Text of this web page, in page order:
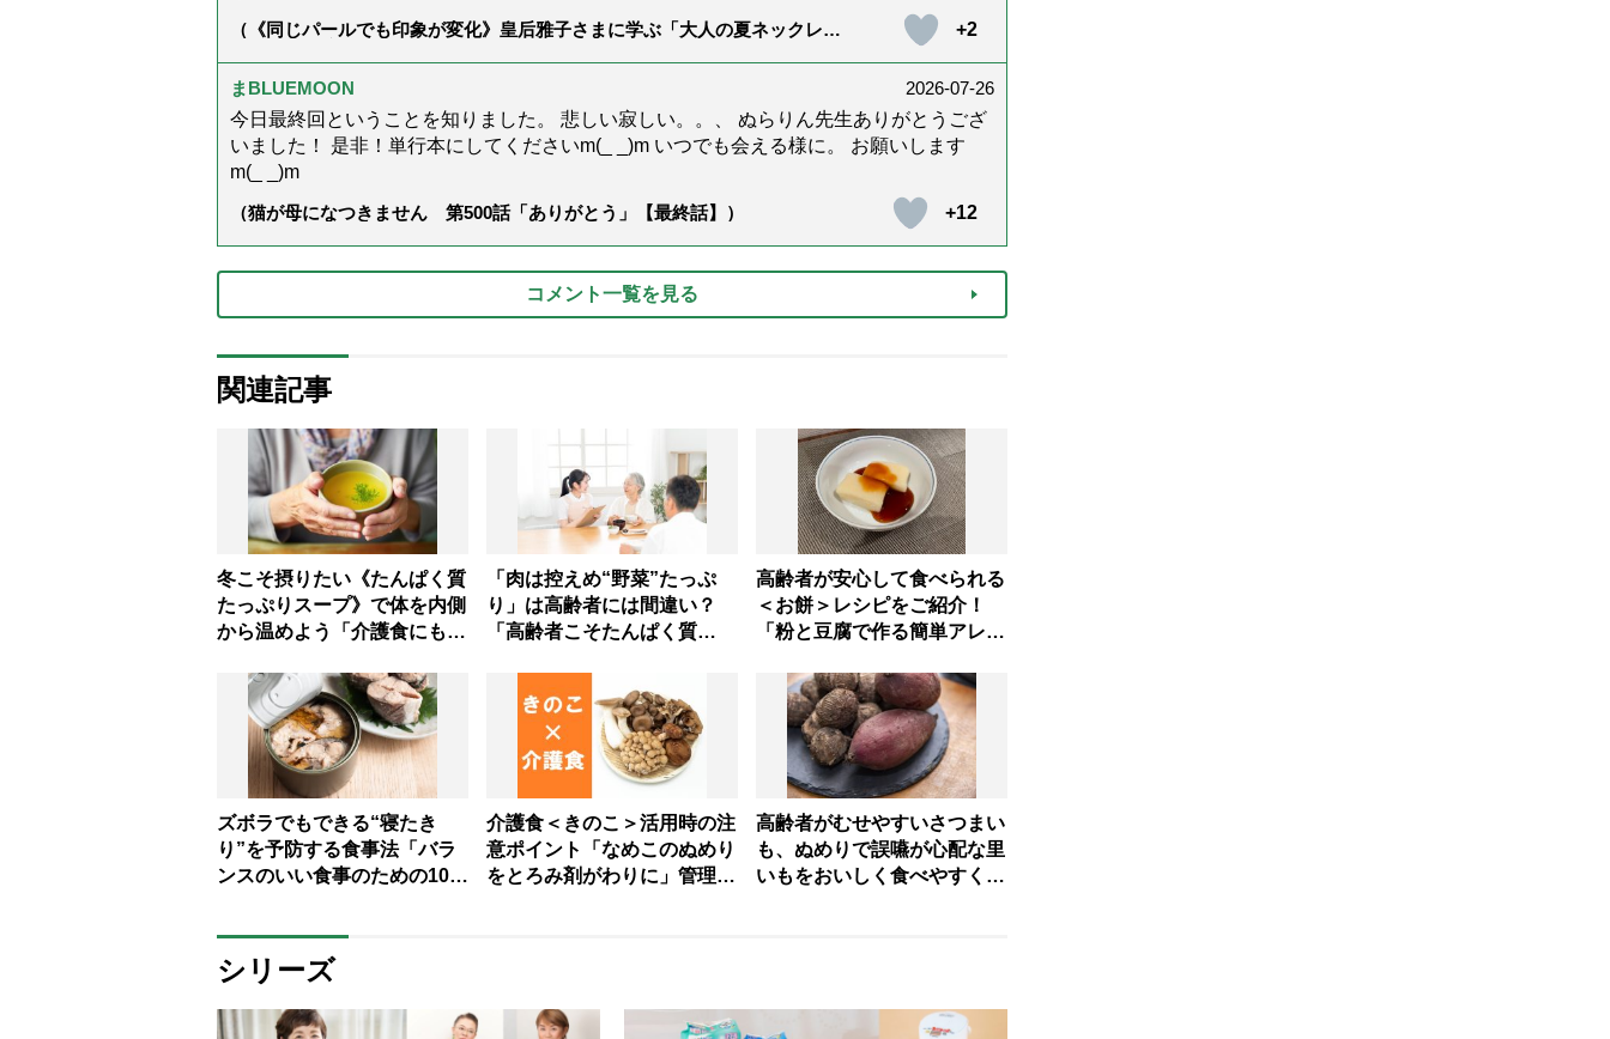
（《同じパールでも印象が変化》皇后雅子さまに学ぶ「大人の夏ネックレ
+2
まBLUEMOON
2026-07-26
今日最終回ということを知りました。 悲しい寂しい。。、 ぬらりん先生ありがとうござ
いました！ 是非！単行本にしてくださいm(_ _)m いつでも会える様に。 お願いします
m(_ _)m
（猫が母になつきません 第500話「ありがとう」【最終話】）
+12
コメント一覧を見る
関連記事
冬こそ摂りたい《たんぱく質
たっぷりスープ》で体を内側
から温めよう「介護食にもお
「肉は控えめ“野菜”たっぷ
り」は高齢者には間違い？
「高齢者こそたんぱく質
高齢者が安心して食べられる
＜お餅＞レシピをご紹介！
「粉と豆腐で作る簡単アレン
ズボラでもできる“寝たき
り”を予防する食事法「バラ
ンスのいい食事のための10品
介護食＜きのこ＞活用時の注
意ポイント「なめこのぬめり
をとろみ剤がわりに」管理栄
高齢者がむせやすいさつまい
も、ぬめりで誤嚥が心配な里
いもをおいしく食べやすくす
シリーズ